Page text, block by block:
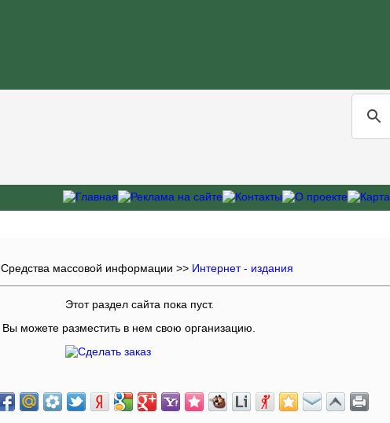
Средства массовой информации >> Интернет - издания
Этот раздел сайта пока пуст.
Вы можете разместить в нем свою организацию